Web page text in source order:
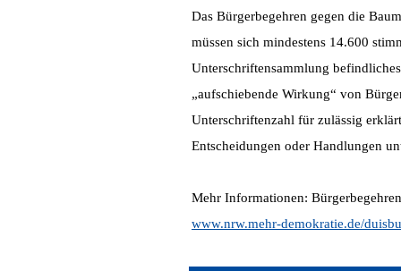
Das Bürgerbegehren gegen die
müssen sich mindestens 14.600
Unterschriftensammlung
„aufschiebende Wirkung“ von
Unterschriftenzahl für zulässig
Entscheidungen oder Handlungen
Mehr Informationen:
www.nrw.mehr-demokratie.de/